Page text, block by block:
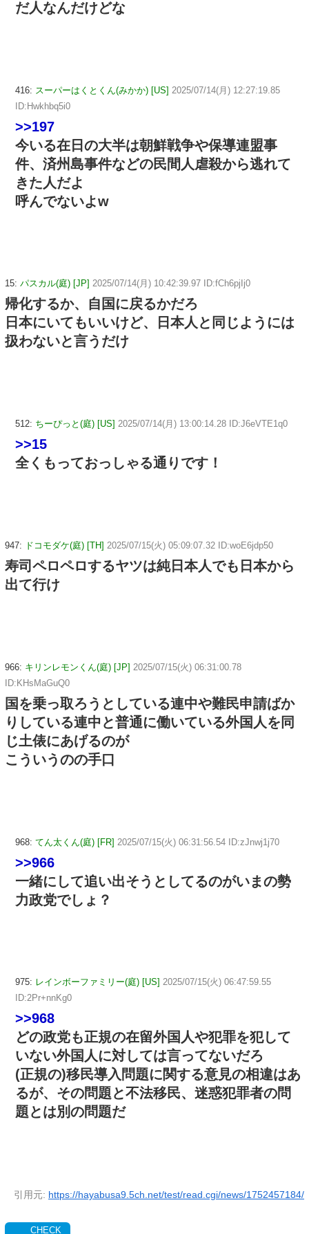
だ人なんだけどな
416: スーパーはくとくん(みかか) [US] 2025/07/14(月) 12:27:19.85
ID:Hwkhbq5i0
>>197
今いる在日の大半は朝鮮戦争や保導連盟事
件、済州島事件などの民間人虐殺から逃れて
きた人だよ
呼んでないよw
15: パスカル(庭) [JP] 2025/07/14(月) 10:42:39.97 ID:fCh6pjIj0
帰化するか、自国に戻るかだろ
日本にいてもいいけど、日本人と同じようには
扱わないと言うだけ
512: ちーぴっと(庭) [US] 2025/07/14(月) 13:00:14.28 ID:J6eVTE1q0
>>15
全くもっておっしゃる通りです！
947: ドコモダケ(庭) [TH] 2025/07/15(火) 05:09:07.32 ID:woE6jdp50
寿司ペロペロするヤツは純日本人でも日本から
出て行け
966: キリンレモンくん(庭) [JP] 2025/07/15(火) 06:31:00.78
ID:KHsMaGuQ0
国を乗っ取ろうとしている連中や難民申請ばか
りしている連中と普通に働いている外国人を同
じ土俵にあげるのが
こういうのの手口
968: てん太くん(庭) [FR] 2025/07/15(火) 06:31:56.54 ID:zJnwj1j70
>>966
一緒にして追い出そうとしてるのがいまの勢
力政党でしょ？
975: レインボーファミリー(庭) [US] 2025/07/15(火) 06:47:59.55
ID:2Pr+nnKg0
>>968
どの政党も正規の在留外国人や犯罪を犯して
いない外国人に対しては言ってないだろ
(正規の)移民導入問題に関する意見の相違はあ
るが、その問題と不法移民、迷惑犯罪者の問
題とは別の問題だ
引用元: https://hayabusa9.5ch.net/test/read.cgi/news/1752457184/